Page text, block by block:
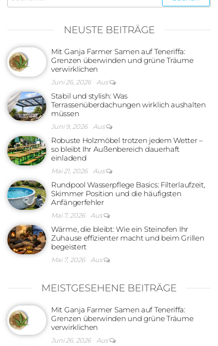
nach:
NEUSTE BEITRÄGE
Mit Ganja Farmer Samen auf Teneriffa:
Grenzen überwinden und grüne Träume
verwirklichen
Juni 26, 2026 Aus
Stabil und stylish: Was
Terrassenüberdachungen wirklich aushalten
müssen
Juni 9, 2026 Aus
Robuste Holzmöbel trotzen jedem Wetter –
so bleibt Ihr Außenbereich dauerhaft
einladend
Mai 21, 2026 Aus
Rundpool Wasserpflege Basics: Filterlaufzeit,
Skimmer Position und die häufigsten
Anfängerfehler
Mai 7, 2026 Aus
Wärme, die bleibt: Wie ein Steinofen Ihr
Zuhause effizienter macht und beim Grillen
begeistert
Mai 7, 2026 Aus
MEISTGESEHENE BEITRÄGE
Mit Ganja Farmer Samen auf Teneriffa:
Grenzen überwinden und grüne Träume
verwirklichen
Juni 26, 2026 Aus